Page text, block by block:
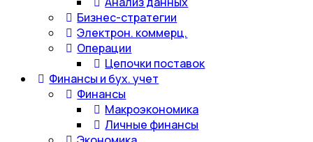
Бизнес-стратегии
Электрон. коммерц.
Операции
Цепочки поставок
Финансы и бух. учет
Финансы
Макроэкономика
Личные финансы